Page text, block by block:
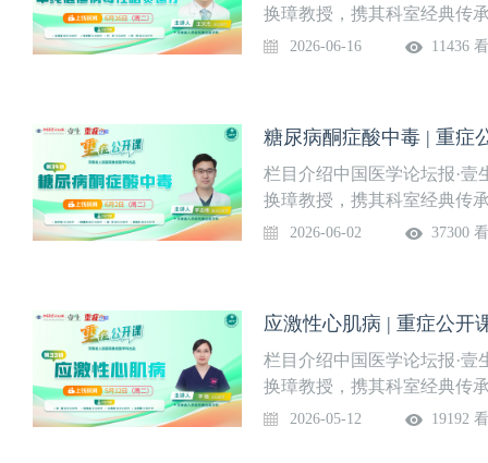
（IAH）/腹腔间室综合征（
ACS的内科治疗策略4、
换璋教授，携其科室经典传
取临床一线经典病例，深度
授课专家王文杰 主任医师河
师冯凌霄 主治医师叶岭 主
性脑炎主要病理特征2、2型
疹病毒性脑炎如何治疗？4
2026-06-16 11436
糖尿病酮症酸中毒 | 重症
栏目介绍中国医学论坛报·
换璋教授，携其科室经典传
取临床一线经典病例，深度
李志峰 副主任医师河南省人
副主任医师邱实 副主任医师
及诊断依据是什么？2、如
毒有哪些病理生理改变？4
2026-06-02 37300
应激性心肌病 | 重症公开
栏目介绍中国医学论坛报·
换璋教授，携其科室经典传
取临床一线经典病例，深度
2026-05-12 19192